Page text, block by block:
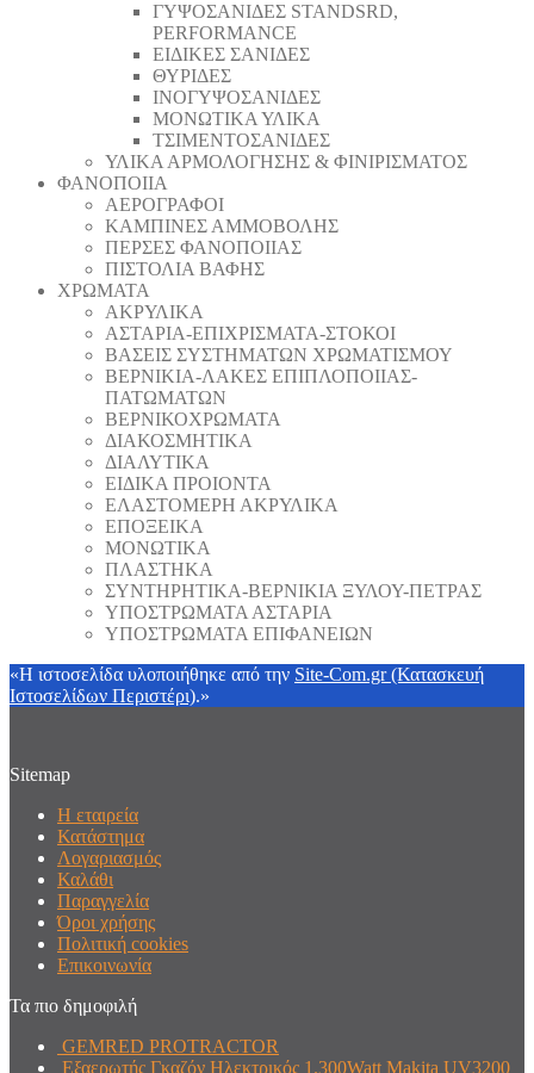
ΓΥΨΟΣΑΝΙΔΕΣ STANDSRD,
PERFORMANCE
ΕΙΔΙΚΕΣ ΣΑΝΙΔΕΣ
ΘΥΡΙΔΕΣ
ΙΝΟΓΥΨΟΣΑΝΙΔΕΣ
ΜΟΝΩΤΙΚΑ ΥΛΙΚΑ
ΤΣΙΜΕΝΤΟΣΑΝΙΔΕΣ
ΥΛΙΚΑ ΑΡΜΟΛΟΓΗΣΗΣ & ΦΙΝΙΡΙΣΜΑΤΟΣ
ΦΑΝΟΠΟΙΙΑ
ΑΕΡΟΓΡΑΦΟΙ
ΚΑΜΠΙΝΕΣ ΑΜΜΟΒΟΛΗΣ
ΠΕΡΣΕΣ ΦΑΝΟΠΟΙΙΑΣ
ΠΙΣΤΟΛΙΑ ΒΑΦΗΣ
ΧΡΩΜΑΤΑ
ΑΚΡΥΛΙΚΑ
ΑΣΤΑΡΙΑ-ΕΠΙΧΡΙΣΜΑΤΑ-ΣΤΟΚΟΙ
ΒΑΣΕΙΣ ΣΥΣΤΗΜΑΤΩΝ ΧΡΩΜΑΤΙΣΜΟΥ
ΒΕΡΝΙΚΙΑ-ΛΑΚΕΣ ΕΠΙΠΛΟΠΟΙΙΑΣ-
ΠΑΤΩΜΑΤΩΝ
ΒΕΡΝΙΚΟΧΡΩΜΑΤΑ
ΔΙΑΚΟΣΜΗΤΙΚΑ
ΔΙΑΛΥΤΙΚΑ
ΕΙΔΙΚΑ ΠΡΟΙΟΝΤΑ
ΕΛΑΣΤΟΜΕΡΗ ΑΚΡΥΛΙΚΑ
ΕΠΟΞΕΙΚΑ
ΜΟΝΩΤΙΚΑ
ΠΛΑΣΤΗΚΑ
ΣΥΝΤΗΡΗΤΙΚΑ-ΒΕΡΝΙΚΙΑ ΞΥΛΟΥ-ΠΕΤΡΑΣ
ΥΠΟΣΤΡΩΜΑΤΑ ΑΣΤΑΡΙΑ
ΥΠΟΣΤΡΩΜΑΤΑ ΕΠΙΦΑΝΕΙΩΝ
«Η ιστοσελίδα υλοποιήθηκε από την Site-Com.gr (Κατασκευή
Ιστοσελίδων Περιστέρι).»
Sitemap
Η εταιρεία
Κατάστημα
Λογαριασμός
Καλάθι
Παραγγελία
Όροι χρήσης
Πολιτική cookies
Επικοινωνία
Τα πιο δημοφιλή
GEMRED PROTRACTOR
Εξαερωτής Γκαζόν Ηλεκτρικός 1.300Watt Makita UV3200